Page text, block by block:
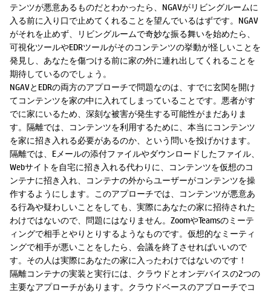
テンツが悪意あるものだとわかったら、NGAVがリビングルームに
入る前に入り口で止めてくれることを望んでいるはずです。NGAV
がそれを止めず、リビングルームで奇妙な振る舞いを始めたら、
可視化ツールやEDRツールがそのコンテンツの挙動が怪しいことを
発見し、あなたを傷つける前に家の外に連れ出してくれることを
期待しているのでしょう。
NGAVとEDRの両方のアプローチで問題なのは、すでに玄関を開け
てコンテンツを家の中に入れてしまっていることです。悪者がす
でに家にいるため、深刻な被害が発生する可能性がまだありま
す。隔離では、コンテンツを利用するために、本当にコンテンツ
を家に招き入れる必要があるのか、という問いを投げかけます。
隔離では、Eメールの添付ファイルやダウンロードしたファイル、
Webサイトを自宅に招き入れる代わりに、コンテンツを仮想のコ
ンテナに招き入れ、コンテナの外からユーザーがコンテンツを操
作するようにします。このアプローチでは、コンテンツが悪意あ
る行為や疑わしいことをしても、実際にあなたの家に招待された
わけではないので、問題にはなりません。ZoomやTeamsのミーテ
ィングで相手とやりとりするようなものです。仮想的なミーティ
ングで相手が悪いことをしたら、会議を終了させればいいので
す。その人は実際にあなたの家に入ったわけではないのです！
隔離コンテナの実装と実行には、クラウドとオンデバイスの2つの
主要なアプローチがあります。クラウドベースのアプローチでコ